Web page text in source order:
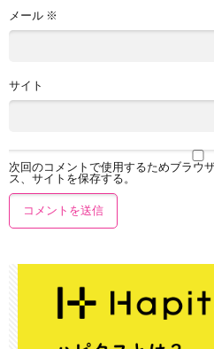
メール ※
サイト
次回のコメントで使用するためブラウ
ス、サイトを保存する。